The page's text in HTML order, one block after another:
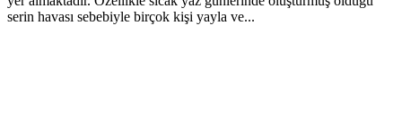
serin havası sebebiyle birçok kişi yayla ve...